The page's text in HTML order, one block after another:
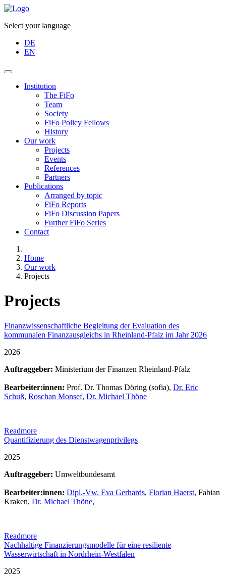
Select your language
DE
EN
Institution
The FiFo
Team
Society
FiFo Policy Fellows
History
Our work
Projects
Events
References
Partners
Publications
Arranged by topic
FiFo Reports
FiFo Discussion Papers
Further FiFo Series
Contact
Home
Our work
Projects
Projects
Finanzwissenschaftliche Begleitung der Evaluation des
kommunalen Finanzausgleichs in Rheinland-Pfalz im Jahr 2026
2026
Auftraggeber: Ministerium der Finanzen Rheinland-Pfalz
Bearbeiter:innen: Prof. Dr. Thomas Döring (sofia), Dr. Eric
Schuß, Roschan Monsef, Dr. Michael Thöne
Readmore
Quantifizierung des Dienstwagenprivilegs
2025
Auftraggeber: Umweltbundesamt
Bearbeiter:innen: Dipl.-Vw. Eva Gerhards, Florian Haerst, Fabian
Kraken, Dr. Michael Thöne,
Readmore
Nachhaltige Finanzierungsmodelle für eine resiliente
Wasserwirtschaft in Nordrhein-Westfalen
2025